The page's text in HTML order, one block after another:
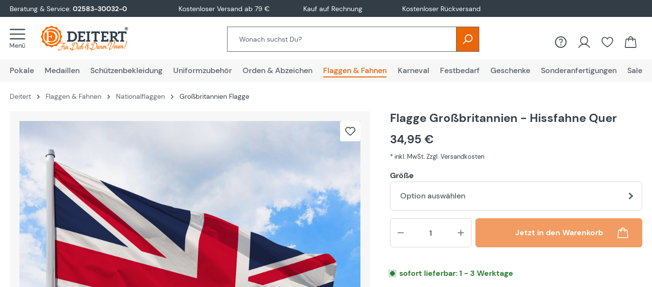
Zur Hauptnavigation springen
Beratung & Service: 02583-30032-0 Kostenloser Versand ab 79 € Kauf auf Rechnung Kostenloser Rückversand
Pokale Medaillen Schützenbekleidung Uniformzubehör Orden & Abzeichen Flaggen & Fahnen Karneval Festbedarf Geschenke Sonderanfertigungen Sale
Deitert Flaggen & Fahnen Nationalflaggen Großbritannien Flagge
Flagge Großbritannien - Hissfahne Quer
34,95 €
* inkl. MwSt. Zzgl. Versandkosten
Größe
Option auswählen
Produkt Anzahl: Gib den
Jetzt in den Warenkorb
sofort lieferbar: 1 - 3 Werktage